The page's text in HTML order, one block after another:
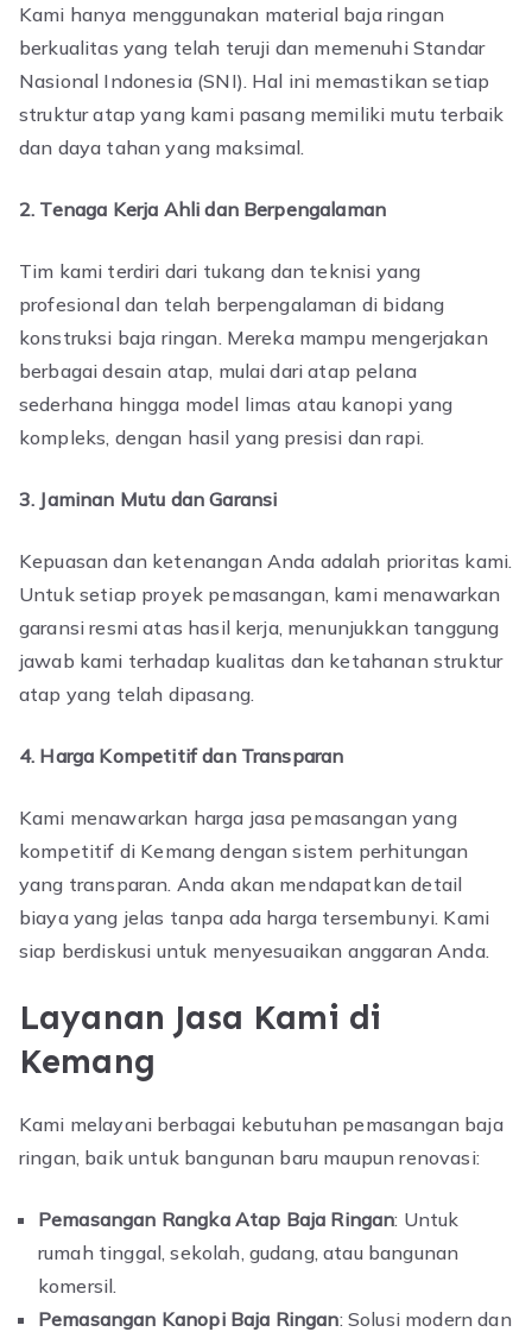
Kami hanya menggunakan material baja ringan
berkualitas yang telah teruji dan memenuhi Standar
Nasional Indonesia (SNI). Hal ini memastikan setiap
struktur atap yang kami pasang memiliki mutu terbaik
dan daya tahan yang maksimal.
2. Tenaga Kerja Ahli dan Berpengalaman
Tim kami terdiri dari tukang dan teknisi yang
profesional dan telah berpengalaman di bidang
konstruksi baja ringan. Mereka mampu mengerjakan
berbagai desain atap, mulai dari atap pelana
sederhana hingga model limas atau kanopi yang
kompleks, dengan hasil yang presisi dan rapi.
3. Jaminan Mutu dan Garansi
Kepuasan dan ketenangan Anda adalah prioritas kami.
Untuk setiap proyek pemasangan, kami menawarkan
garansi resmi atas hasil kerja, menunjukkan tanggung
jawab kami terhadap kualitas dan ketahanan struktur
atap yang telah dipasang.
4. Harga Kompetitif dan Transparan
Kami menawarkan harga jasa pemasangan yang
kompetitif di Kemang dengan sistem perhitungan
yang transparan. Anda akan mendapatkan detail
biaya yang jelas tanpa ada harga tersembunyi. Kami
siap berdiskusi untuk menyesuaikan anggaran Anda.
Layanan Jasa Kami di
Kemang
Kami melayani berbagai kebutuhan pemasangan baja
ringan, baik untuk bangunan baru maupun renovasi:
Pemasangan Rangka Atap Baja Ringan: Untuk
rumah tinggal, sekolah, gudang, atau bangunan
komersil.
Pemasangan Kanopi Baja Ringan: Solusi modern dan